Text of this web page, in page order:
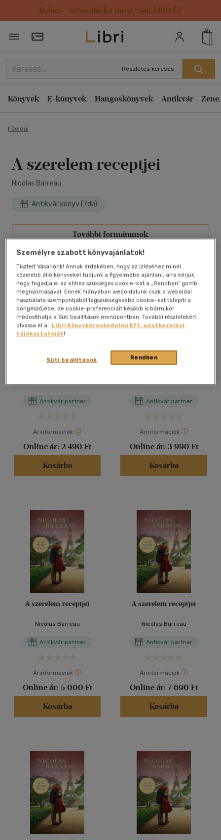
Kulacs / strandtáska most csak 1499 Ft!
Törzsvásárlói Kártya adatai
Részletes keresés
Könyvek E-könyvek Hangoskönyvek Antikvár
Főoldal
A szerelem receptjei
Nicolas Barreau
Antikvár könyv (7db)
További formátumok
A szerelem receptjei
Nicolas Barreau
Antikvár partner
Árinformációk
Online ár: 2 490 Ft
Kosárba
A szerelem receptjei
Nicolas Barreau
Antikvár partner
Árinformációk
Online ár: 3 990 Ft
Kosárba
A szerelem receptjei
Nicolas Barreau
Antikvár partner
Árinformációk
Online ár: 5 000 Ft
Kosárba
A szerelem receptjei
Nicolas Barreau
Antikvár partner
Árinformációk
Online ár: 7 690 Ft
Kosárba
Személyre szabott könyvajánlatok!
Tisztelt Vásárlónk! Annak érdekében, hogy az ízléséhez minél
közelebb álló könyveket tudjunk a figyelmébe ajánlani, arra kérjük,
hogy fogadja el az ehhez szükséges cookie-kat a „Rendben” gomb
megnyomásával. Ennek hiányában weboldalunk csak a weboldal
használata szempontjából legszükségesebb cookie-kat telepíti a
böngészőjébe, de cookie-preferenciáit később is bármikor
módosíthatja a Süti beállítások menüpontban. További részletekért
olvassa el a
Libri Könyvkereskedelmi Kft. adatkezelési
tájékoztatóját!
Rendben
Süti beállítások